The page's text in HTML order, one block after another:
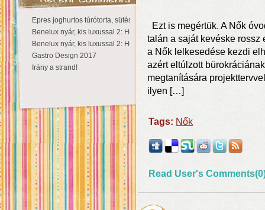
Epres joghurtos túrótorta, sütés nélkül
Benelux nyár, kis luxussal 2: Hollandia
Benelux nyár, kis luxussal 2: Hollandia
Gastro Design 2017
Irány a strand!
Ezt is megértük. A Nők
talán a saját kevéske rossz
a Nők lelkesedése kezdi
azért eltúlzott
megtanítására
ilyen […]
Tags: Nők
Read User's